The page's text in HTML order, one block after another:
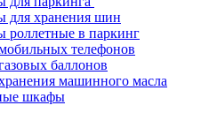
хранения шин
в паркинг
телефонов
баллонов
машинного масла
шкафы